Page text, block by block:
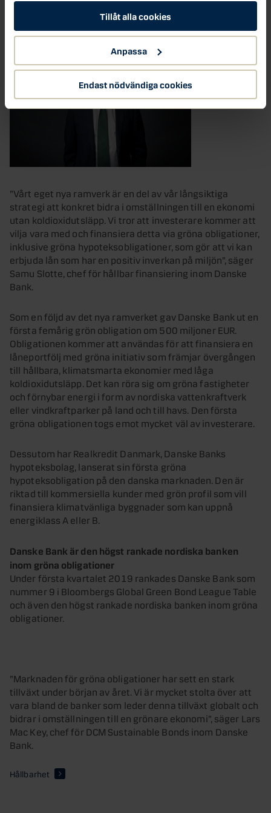
Tillåt alla cookies
Anpassa
Endast nödvändiga cookies
som främjar hållbar tillväxt.
”Vårt eget nya ramverk är en del av vår långsiktiga
strategi att konkret bidra i omställningen till en ekonomi
utan koldioxidutsläpp. Vi tror att investerare kommer att
vilja vara med och finansiera detta via gröna obligationer,
inklusive gröna hypoteksobligationer, som gör att vi kan
erbjuda lån som har en positiv inverkan på miljön”, säger
Samu Slotte, chef för hållbar finansiering inom Danske
Bank.
Som en följd av det nya ramverket gav Danske Bank ut en
första femårig grön obligation om 500 miljoner EUR.
Obligationen kommer att användas för att finansiera en
låneportfölj med gröna initiativ som främjar övergången
till hållbara, klimatsmarta ekonomier med låga
koldioxidutsläpp. Det kan röra sig om gröna fastigheter
och förnybar energi i form av nordiska vattenkraftverk
eller vindkraftparker på land och till havs. Den första
gröna obligationen togs emot mycket väl av investerare.
Dessutom har Realkredit Danmark, Danske Banks
hypoteksbolag, lanserat sin första gröna
hypoteksobligation på den danska marknaden. Den är
riktad till kommersiella kunder med grön profil som vill
finansiera klimatvänliga byggnader som kan uppnå
energiklass A eller B.
Danske Bank är den högst rankade nordiska banken
inom gröna obligationer
Under första kvartalet 2019 rankades Danske Bank som
nummer 9 i Bloombergs Global Green Bond League Table
och även den högst rankade nordiska banken inom gröna
obligationer.
”Marknaden för gröna obligationer har sett en stark
tillväxt under början av året. Vi är mycket stolta över att
vara bland de banker som leder denna tillväxt globalt och
bidrar i omställningen till en grönare ekonomi”, säger Lars
Mac Key, chef för DCM Sustainable Bonds inom Danske
Bank.
Hållbarhet